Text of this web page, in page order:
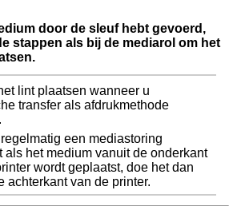
door de sleuf hebt gevoerd,
stappen als bij de mediarol om het
lint plaatsen wanneer u
transfer als afdrukmethode
een mediastoring
als het medium vanuit de onderkant
wordt geplaatst, doe het dan
achterkant van de printer.